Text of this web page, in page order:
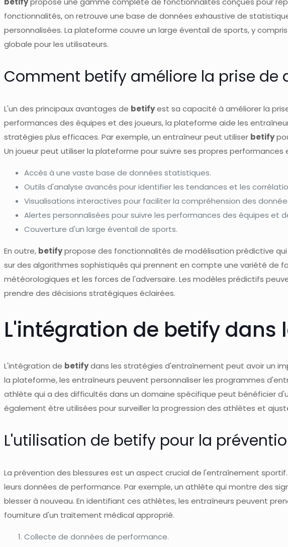
fonctionnalités, on retrouve une base de données exhaustive de
personnalisées. La plateforme couvre un large éventail de sports, y
globale pour les utilisateurs.
Comment betify améliore la prise de
L'un des principaux avantages de betifyest sa capacité à améliorer la
performances des équipes et des joueurs, la plateforme aide les
stratégies plus efficaces. Par exemple, un entraîneur peut utiliser betify
Un joueur peut utiliser la plateforme pour suivre ses propres
Accès à une vaste base de données statistiques.
Outils d'analyse avancés pour identifier les tendances et les
Visualisations interactives pour faciliter la compréhension des
Alertes personnalisées pour suivre les performances des équipes et
Couverture d'un large éventail de sports.
En outre, betifypropose des fonctionnalités de modélisation prédictive
sur des algorithmes sophistiqués qui prennent en compte une variété de
météorologiques et les forces de l'adversaire. Les modèles prédictifs
prendre des décisions stratégiques éclairées.
L'intégration de betify
L'intégration de betifydans les stratégies d'entraînement peut avoir un
la plateforme, les entraîneurs peuvent personnaliser les programmes
athlète qui a des difficultés dans un domaine spécifique peut bénéficier
également être utilisées pour surveiller la progression des athlètes et
L'utilisation de betify pour la
La prévention des blessures est un aspect crucial de l'entraînement sportif.
leurs données de performance. Par exemple, un athlète qui montre des
blesser à nouveau. En identifiant ces athlètes, les entraîneurs peuvent
fourniture d'un traitement médical approprié.
Collecte de données de performance.